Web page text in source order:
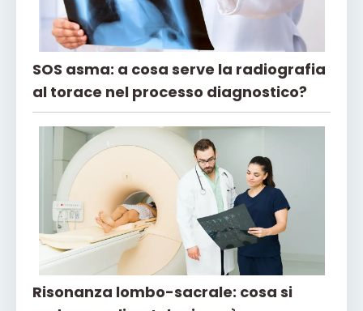
SOS asma: a cosa serve la radiografia
al torace nel processo diagnostico?
Risonanza lombo-sacrale: cosa si